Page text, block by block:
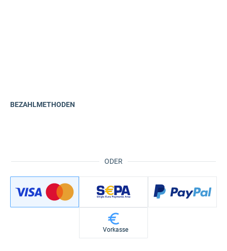
ODER
BEZAHLMETHODEN
Vorkasse